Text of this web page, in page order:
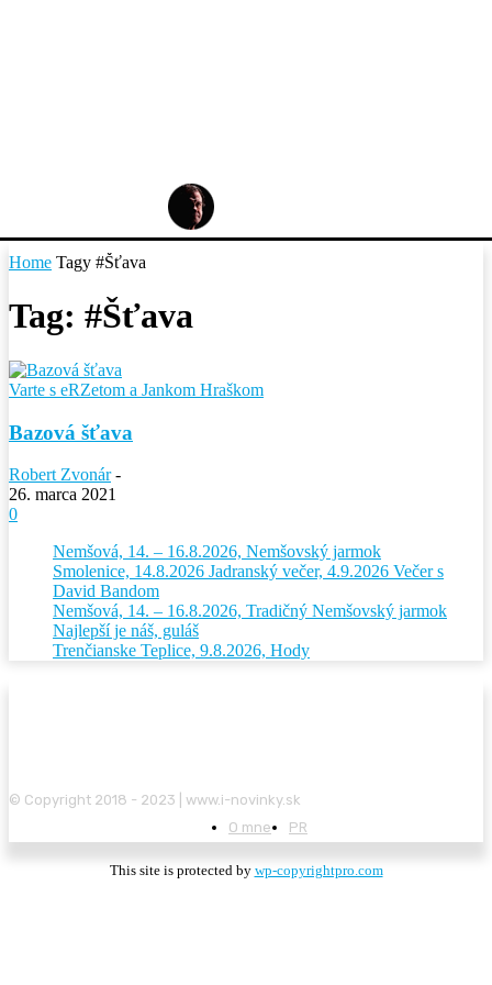
Home Tagy #Šťava
Tag: #Šťava
Varte s eRZetom a Jankom Hraškom
Bazová šťava
Robert Zvonár -
26. marca 2021
0
Nemšová, 14. – 16.8.2026, Nemšovský jarmok
Smolenice, 14.8.2026 Jadranský večer, 4.9.2026 Večer s
David Bandom
Nemšová, 14. – 16.8.2026, Tradičný Nemšovský jarmok
Najlepší je náš, guláš
Trenčianske Teplice, 9.8.2026, Hody
© Copyright 2018 - 2023 | www.i-novinky.sk
O mne
PR
This site is protected by wp-copyrightpro.com